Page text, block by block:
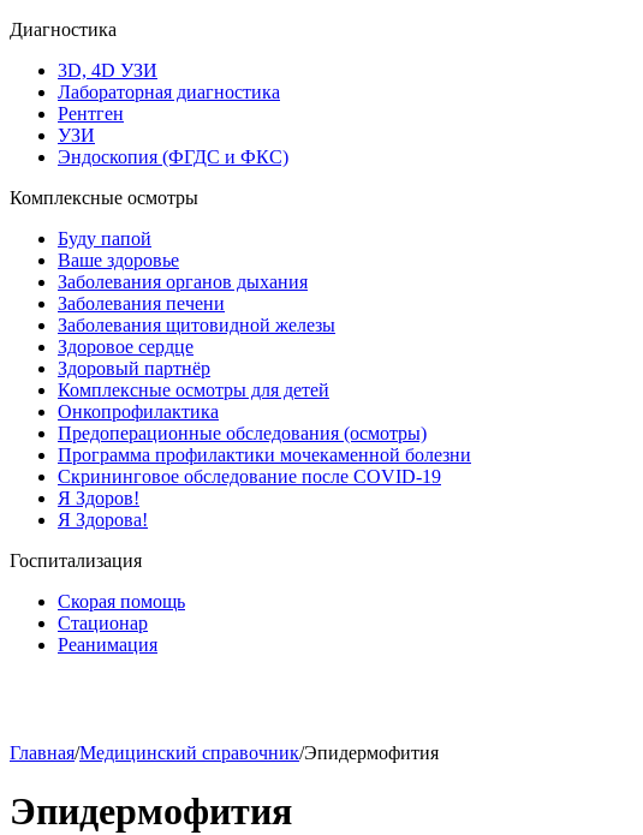
Диагностика
3D, 4D УЗИ
Лабораторная диагностика
Рентген
УЗИ
Эндоскопия (ФГДС и ФКС)
Комплексные осмотры
Буду папой
Ваше здоровье
Заболевания органов дыхания
Заболевания печени
Заболевания щитовидной железы
Здоровое сердце
Здоровый партнёр
Комплексные осмотры для детей
Онкопрофилактика
Предоперационные обследования (осмотры)
Программа профилактики мочекаменной болезни
Скрининговое обследование после COVID-19
Я Здоров!
Я Здорова!
Госпитализация
Скорая помощь
Стационар
Реанимация
Главная/Медицинский справочник/Эпидермофития
Эпидермофития